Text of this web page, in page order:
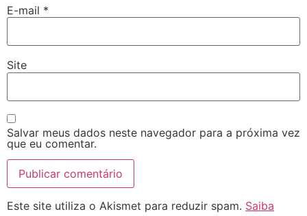
E-mail *
Site
Salvar meus dados neste navegador para a próxima vez
que eu comentar.
Este site utiliza o Akismet para reduzir spam. Saiba